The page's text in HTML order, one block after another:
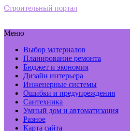
Строительный портал
Меню
Выбор материалов
Планирование ремонта
Бюджет и экономия
Дизайн интерьера
Инженерные системы
Ошибки и предупреждения
Сантехника
Умный дом и автоматизация
Разное
Карта сайта